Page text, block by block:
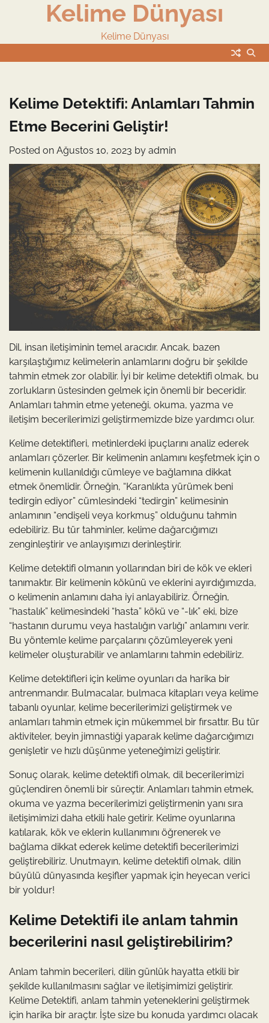
Kelime Dünyası
Kelime Dünyası
Kelime Detektifi: Anlamları Tahmin
Etme Becerini Geliştir!
Posted on Ağustos 10, 2023 by admin
Dil, insan iletişiminin temel aracıdır. Ancak, bazen
karşılaştığımız kelimelerin anlamlarını doğru bir şekilde
tahmin etmek zor olabilir. İyi bir kelime detektifi olmak, bu
zorlukların üstesinden gelmek için önemli bir beceridir.
Anlamları tahmin etme yeteneği, okuma, yazma ve
iletişim becerilerimizi geliştirmemizde bize yardımcı olur.
Kelime detektifleri, metinlerdeki ipuçlarını analiz ederek
anlamları çözerler. Bir kelimenin anlamını keşfetmek için o
kelimenin kullanıldığı cümleye ve bağlamına dikkat
etmek önemlidir. Örneğin, “Karanlıkta yürümek beni
tedirgin ediyor” cümlesindeki “tedirgin” kelimesinin
anlamının “endişeli veya korkmuş” olduğunu tahmin
edebiliriz. Bu tür tahminler, kelime dağarcığımızı
zenginleştirir ve anlayışımızı derinleştirir.
Kelime detektifi olmanın yollarından biri de kök ve ekleri
tanımaktır. Bir kelimenin kökünü ve eklerini ayırdığımızda,
o kelimenin anlamını daha iyi anlayabiliriz. Örneğin,
“hastalık” kelimesindeki “hasta” kökü ve “-lık” eki, bize
“hastanın durumu veya hastalığın varlığı” anlamını verir.
Bu yöntemle kelime parçalarını çözümleyerek yeni
kelimeler oluşturabilir ve anlamlarını tahmin edebiliriz.
Kelime detektifleri için kelime oyunları da harika bir
antrenmandır. Bulmacalar, bulmaca kitapları veya kelime
tabanlı oyunlar, kelime becerilerimizi geliştirmek ve
anlamları tahmin etmek için mükemmel bir fırsattır. Bu tür
aktiviteler, beyin jimnastiği yaparak kelime dağarcığımızı
genişletir ve hızlı düşünme yeteneğimizi geliştirir.
Sonuç olarak, kelime detektifi olmak, dil becerilerimizi
güçlendiren önemli bir süreçtir. Anlamları tahmin etmek,
okuma ve yazma becerilerimizi geliştirmenin yanı sıra
iletişimimizi daha etkili hale getirir. Kelime oyunlarına
katılarak, kök ve eklerin kullanımını öğrenerek ve
bağlama dikkat ederek kelime detektifi becerilerimizi
geliştirebiliriz. Unutmayın, kelime detektifi olmak, dilin
büyülü dünyasında keşifler yapmak için heyecan verici
bir yoldur!
Kelime Detektifi ile anlam tahmin
becerilerini nasıl geliştirebilirim?
Anlam tahmin becerileri, dilin günlük hayatta etkili bir
şekilde kullanılmasını sağlar ve iletişimimizi geliştirir.
Kelime Detektifi, anlam tahmin yeteneklerini geliştirmek
için harika bir araçtır. İşte size bu konuda yardımcı olacak